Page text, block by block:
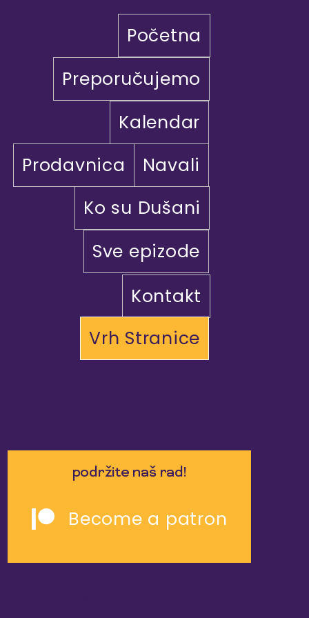
Početna
Preporučujemo
Kalendar
Prodavnica
Navali
Ko su Dušani
Sve epizode
Kontakt
Vrh Stranice
podržite naš rad!
Become a patron